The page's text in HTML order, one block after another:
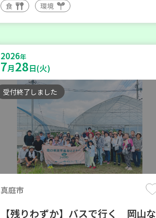
食 環境
2026年
7月28日(火)
受付終了しました
真庭市
【残りわずか】バスで行く 岡山な